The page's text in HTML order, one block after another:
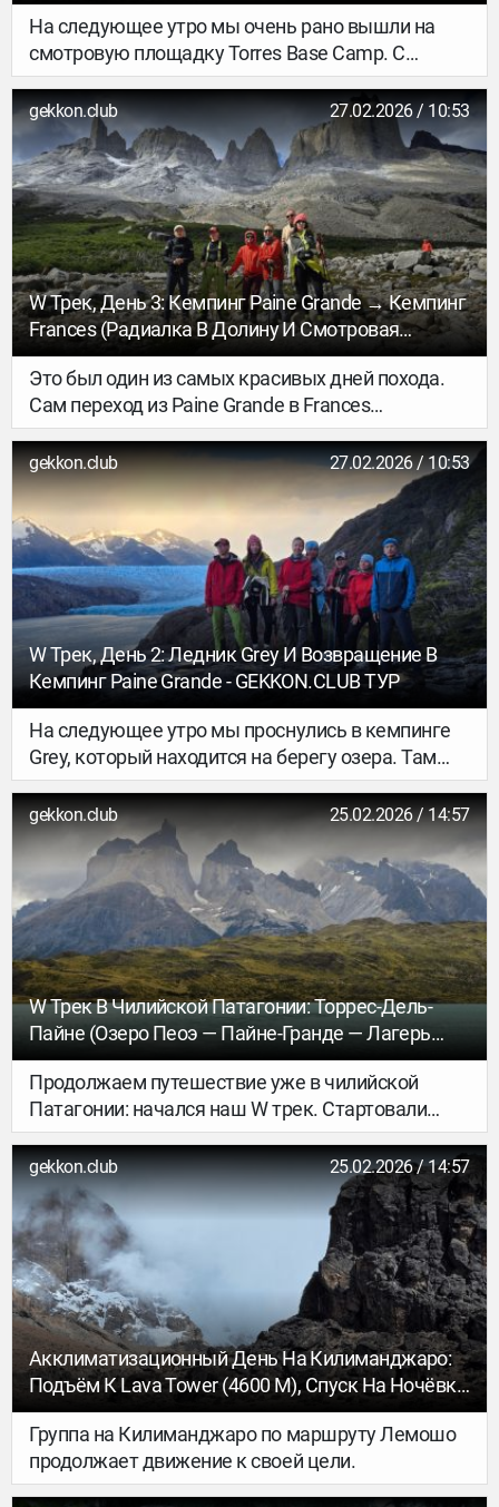
На следующее утро мы очень рано вышли на
смотровую площадку Torres Base Camp. С
погодой снова супер повезло: утром было ясно и
очень красиво. Идти примерно 3,5 км. Мы
вышли около 5 утра и к 7, ровно к рассвету, были
на смотровой. Тайминг рассчитали отлично: и
рассвет долго не ждали (а там было заметно
холоднее, чем в кемпинге), и всё увидели как
надо. Встретили рассвет и быстро пошли вниз.
gekkon.club 27.02.2026 / 10:53
W Трек, День 3: Кемпинг Paine Grande → Кемпинг
Frances (радиалка В Долину И Смотровая
Británico) - GEKKON.CLUB ТУР
Это был один из самых красивых дней похода.
Сам переход из Paine Grande в Frances
небольшой — всего около 8,5 км. Но чуть не
доходя до кемпинга Frances есть кемпинг Italiano
(сейчас он уже не работает). Многие оставляют
там вещи (большие рюкзаки) и налегке идут
наверх по долине к смотровым площадкам.
gekkon.club 27.02.2026 / 10:53
W Трек, День 2: Ледник Grey И Возвращение В
Кемпинг Paine Grande - GEKKON.CLUB ТУР
На следующее утро мы проснулись в кемпинге
Grey, который находится на берегу озера. Там
есть два варианта смотровых площадок: —
первая совсем рядом с кемпингом — минут 15
пешком, но ледник оттуда довольно далеко; —
вторая — примерно в 3,5 км, зато можно дойти
почти до самого ледника.
gekkon.club 25.02.2026 / 14:57
W Трек В Чилийской Патагонии: Торрес-Дель-
Пайне (озеро Пеоэ — Пайне-Гранде — Лагерь
Грей) - GEKKON.CLUB ТУР
Продолжаем путешествие уже в чилийской
Патагонии: начался наш W трек. Стартовали
после обеда и поехали в сторону национального
парка, добрались до станции Пудето и
отправились на катамаране через озеро Пеоэ
(исп. Lago Pehoé).
gekkon.club 25.02.2026 / 14:57
Акклиматизационный День На Килиманджаро:
Подъём К Lava Tower (4600 М), Спуск На Ночёвку
В Баранко - GEKKON.CLUB ТУР
Группа на Килиманджаро по маршруту Лемошо
продолжает движение к своей цели.